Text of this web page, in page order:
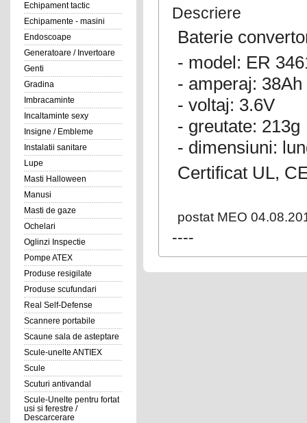
Echipament tactic
Echipamente - masini
Endoscoape
Generatoare / Invertoare
Genti
Gradina
Imbracaminte
Incaltaminte sexy
Insigne / Embleme
Instalatii sanitare
Lupe
Masti Halloween
Manusi
Masti de gaze
Ochelari
Oglinzi Inspectie
Pompe ATEX
Produse resigilate
Produse scufundari
Real Self-Defense
Scannere portabile
Scaune sala de asteptare
Scule-unelte ANTIEX
Scule
Scuturi antivandal
Scule-Unelte pentru fortat
usi si ferestre /
Descarcerare
Descriere
Baterie
- model: ER
- amperaj: 38Ah
- voltaj: 3.6V
- greutate: 213g
- dimensiuni:
Certificat UL,
postat MEO
----